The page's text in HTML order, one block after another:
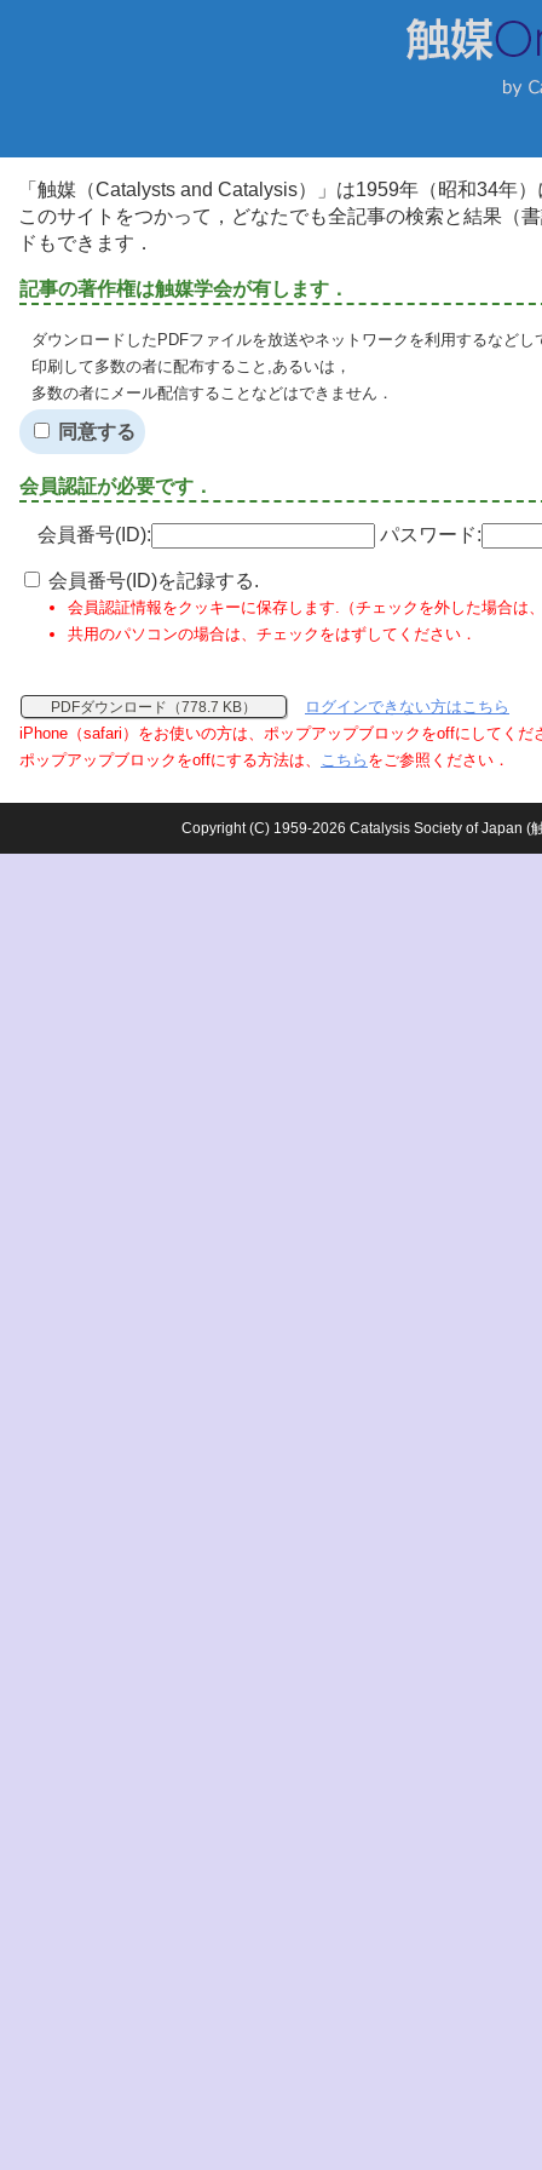
「触媒（Catalysts and Catalysis）」は1959年（昭和34年
このサイトをつかって，どなたでも全記事の検索と結果（
ドもできます．
記事の著作権は触媒学会が有します．
ダウンロードしたPDFファイルを放送やネットワークを利用するなど
印刷して多数の者に配布すること,あるいは，
多数の者にメール配信することなどはできません．
同意する
会員認証が必要です．
会員番号(ID): パスワード:
会員番号(ID)を記録する.
会員認証情報をクッキーに保存します.（チェックを外した場合は
共用のパソコンの場合は、チェックをはずしてください．
PDFダウンロード（778.7 KB）
ログインできない方はこちら
iPhone（safari）をお使いの方は、ポップアップブロックをoffにしてくだ
ポップアップブロックをoffにする方法は、 こちら をご参照ください．
Copyright (C) 1959-2026 Catalysis Society of Japan (